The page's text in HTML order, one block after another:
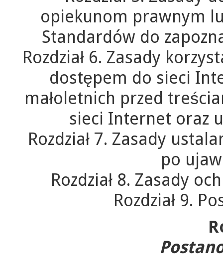
opiekunom prawnym
Standardów do
Rozdział 6. Zasady
dostępem do sieci
małoletnich przed
sieci Internet oraz
Rozdział 7. Zasady
po
Rozdział 8. Zasady
Rozdział 9.